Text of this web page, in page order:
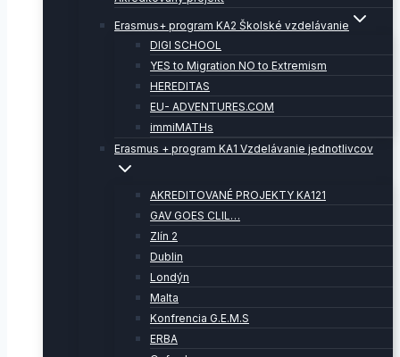
Erasmus+ program KA2 Školské vzdelávanie
DIGI SCHOOL
YES to Migration NO to Extremism
HEREDITAS
EU- ADVENTURES.COM
immiMATHs
Erasmus + program KA1 Vzdelávanie jednotlivcov
AKREDITOVANÉ PROJEKTY KA121
GAV GOES CLIL…
Zlín 2
Dublin
Londýn
Malta
Konfrencia G.E.M.S
ERBA